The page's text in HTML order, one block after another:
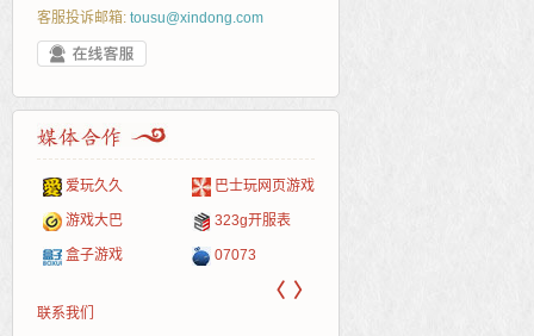
客服投诉邮箱: tousu@xindong.com
爱玩久久 巴士玩网页游戏
游戏大巴 323g开服表
盒子游戏 07073
〈 〉
联系我们